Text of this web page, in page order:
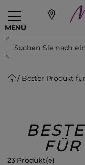
MENU
Geschenke
Bester Produkt
23 Produkt(e)
sortieren nach